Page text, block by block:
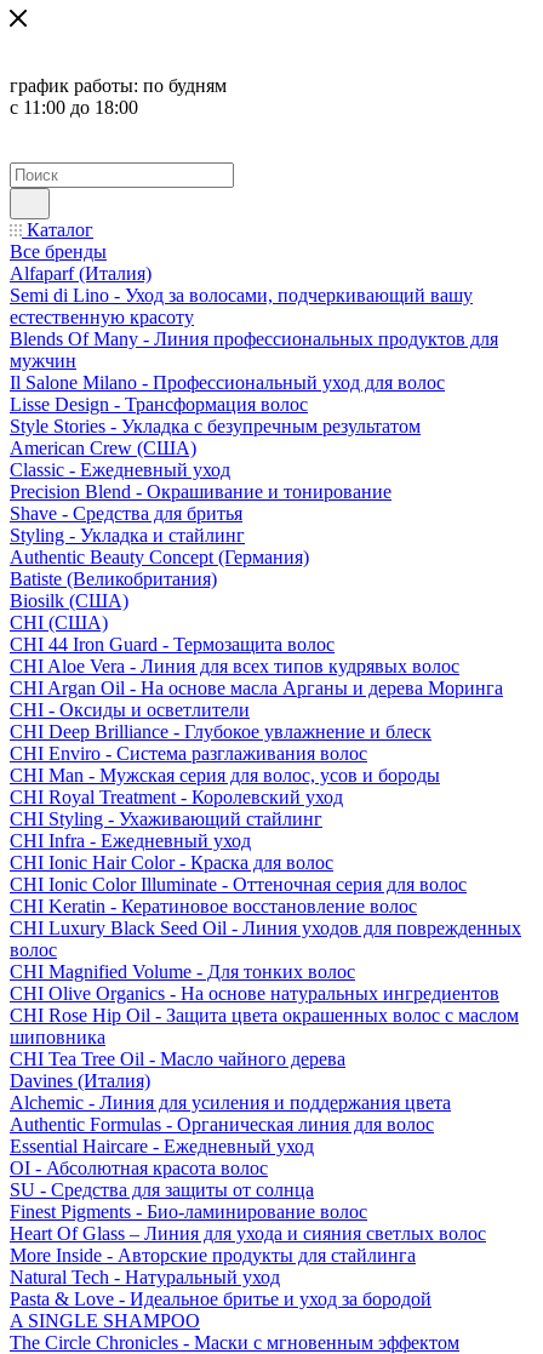
график работы: по будням
с 11:00 до 18:00
Каталог
Все бренды
Alfaparf (Италия)
Semi di Lino - Уход за волосами, подчеркивающий вашу
естественную красоту
Blends Of Many - Линия профессиональных продуктов для
мужчин
Il Salone Milano - Профессиональный уход для волос
Lisse Design - Трансформация волос
Style Stories - Укладка с безупречным результатом
American Crew (США)
Classic - Ежедневный уход
Precision Blend - Окрашивание и тонирование
Shave - Средства для бритья
Styling - Укладка и стайлинг
Authentic Beauty Concept (Германия)
Batiste (Великобритания)
Biosilk (США)
CHI (США)
CHI 44 Iron Guard - Термозащита волос
CHI Aloe Vera - Линия для всех типов кудрявых волос
CHI Argan Oil - На основе масла Арганы и дерева Моринга
CHI - Оксиды и осветлители
CHI Deep Brilliance - Глубокое увлажнение и блеск
CHI Enviro - Система разглаживания волос
CHI Man - Мужская серия для волос, усов и бороды
CHI Royal Treatment - Королевский уход
CHI Styling - Ухаживающий стайлинг
CHI Infra - Ежедневный уход
CHI Ionic Hair Color - Краска для волос
CHI Ionic Color Illuminate - Оттеночная серия для волос
CHI Keratin - Кератиновое восстановление волос
CHI Luxury Black Seed Oil - Линия уходов для поврежденных
волос
CHI Magnified Volume - Для тонких волос
CHI Olive Organics - На основе натуральных ингредиентов
CHI Rose Hip Oil - Защита цвета окрашенных волос с маслом
шиповника
CHI Tea Tree Oil - Масло чайного дерева
Davines (Италия)
Alchemic - Линия для усиления и поддержания цвета
Authentic Formulas - Органическая линия для волос
Essential Haircare - Eжедневный уход
OI - Абсолютная красота волос
SU - Средства для защиты от солнца
Finest Pigments - Био-ламинирование волос
Heart Of Glass – Линия для ухода и сияния светлых волос
More Inside - Авторские продукты для стайлинга
Natural Tech - Натуральный уход
Pasta & Love - Идеальное бритье и уход за бородой
A SINGLE SHAMPOO
The Circle Chronicles - Маски с мгновенным эффектом